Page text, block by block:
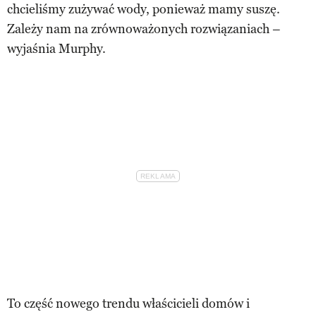
chcieliśmy zużywać wody, ponieważ mamy suszę.
Zależy nam na zrównoważonych rozwiązaniach –
wyjaśnia Murphy.
To część nowego trendu właścicieli domów i